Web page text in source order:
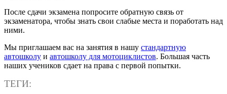
После сдачи экзамена попросите обратную связь от
экзаменатора, чтобы знать свои слабые места и поработать над
ними.
Мы приглашаем вас на занятия в нашу стандартную
автошколу и автошколу для мотоциклистов. Большая часть
наших учеников сдает на права с первой попытки.
ТЕГИ: